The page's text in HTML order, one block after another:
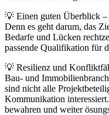
💡 Einen guten Überblick –
Denn es geht darum, das
Bedarfe und Lücken
passende Qualifikation für
💡 Resilienz und
Bau- und
sind nicht alle
Kommunikation
bewahren und weiter